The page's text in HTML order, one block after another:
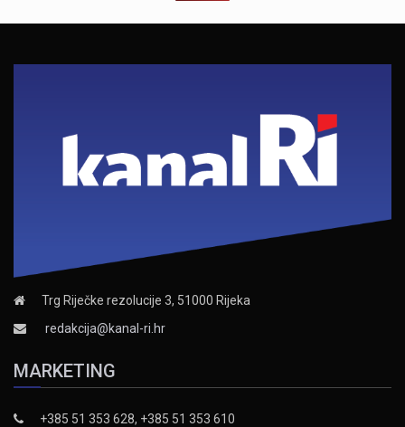
Trg Riječke rezolucije 3, 51000 Rijeka
redakcija@kanal-ri.hr
MARKETING
+385 51 353 628, +385 51 353 610